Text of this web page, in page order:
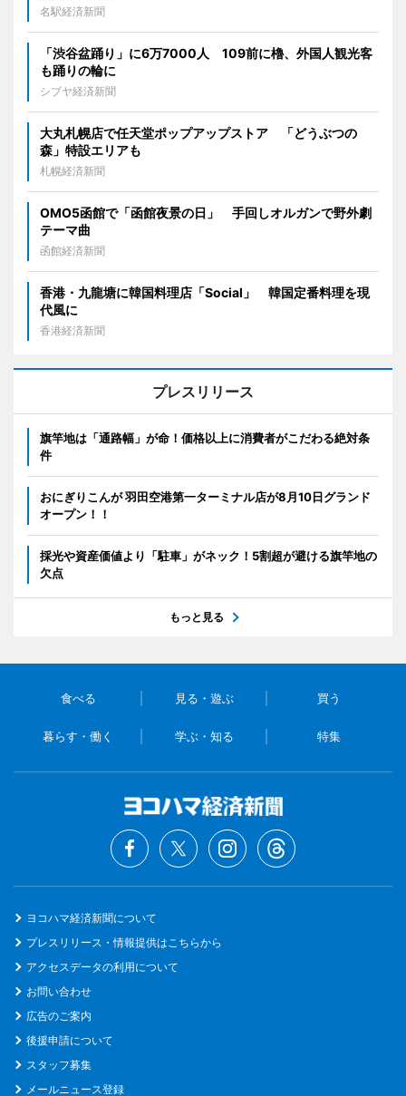
名駅経済新聞
「渋谷盆踊り」に6万7000人 109前に櫓、外国人観光客
も踊りの輪に
シブヤ経済新聞
大丸札幌店で任天堂ポップアップストア 「どうぶつの
森」特設エリアも
札幌経済新聞
OMO5函館で「函館夜景の日」 手回しオルガンで野外劇
テーマ曲
函館経済新聞
香港・九龍塘に韓国料理店「Social」 韓国定番料理を現
代風に
香港経済新聞
プレスリリース
旗竿地は「通路幅」が命！価格以上に消費者がこだわる絶対条
件
おにぎりこんが 羽田空港第一ターミナル店が8月10日グランド
オープン！！
採光や資産価値より「駐車」がネック！5割超が避ける旗竿地の
欠点
もっと見る
食べる 見る・遊ぶ 買う
暮らす・働く 学ぶ・知る 特集
ヨコハマ経済新聞について
プレスリリース・情報提供はこちらから
アクセスデータの利用について
お問い合わせ
広告のご案内
後援申請について
スタッフ募集
メールニュース登録